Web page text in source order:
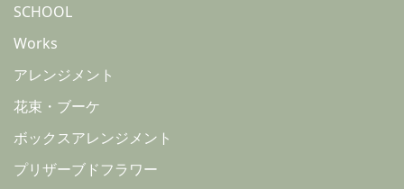
SCHOOL
Works
アレンジメント
花束・ブーケ
ボックスアレンジメント
プリザーブドフラワー